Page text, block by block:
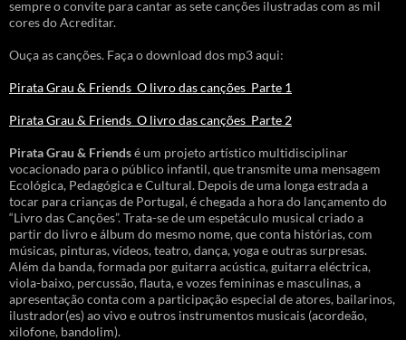
sempre o convite para cantar as sete canções ilustradas com as mil
cores do Acreditar.
Ouça as canções. Faça o download dos mp3 aqui:
Pirata Grau & Friends_O livro das canções_Parte 1
Pirata Grau & Friends_O livro das canções_Parte 2
Pirata Grau & Friendsé um projeto artístico multidisciplinar
vocacionado para o público infantil, que transmite uma mensagem
Ecológica, Pedagógica e Cultural. Depois de uma longa estrada a
tocar para crianças de Portugal, é chegada a hora do lançamento do
“Livro das Canções”. Trata-se de um espetáculo musical criado a
partir do livro e álbum do mesmo nome, que conta histórias, com
músicas, pinturas, vídeos, teatro, dança, yoga e outras surpresas.
Além da banda, formada por guitarra acústica, guitarra eléctrica,
viola-baixo, percussão, flauta, e vozes femininas e masculinas, a
apresentação conta com a participação especial de atores, bailarinos,
ilustrador(es) ao vivo e outros instrumentos musicais (acordeão,
xilofone, bandolim).